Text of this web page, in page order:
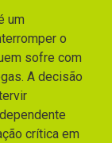
um
o
sofre com
A decisão
crítica em